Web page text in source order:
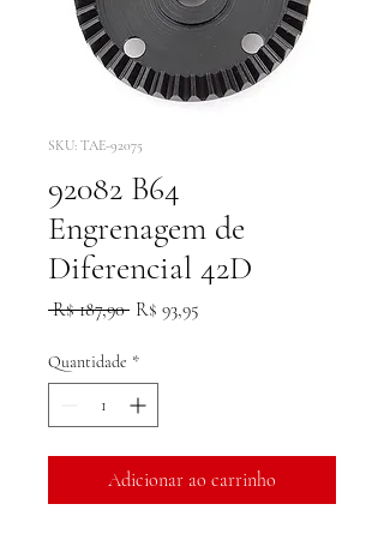
SKU: TAE-92075
92082 B64
Engrenagem de
Diferencial 42D
R$ 187,90 Preço
R$ 93,95
Quantidade *
Adicionar ao carrinho